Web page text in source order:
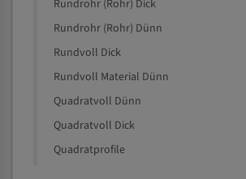
Rundrohr (Rohr) Dick
Rundrohr (Rohr) Dünn
Rundvoll Dick
Rundvoll Material Dünn
Quadratvoll Dünn
Quadratvoll Dick
Quadratprofile